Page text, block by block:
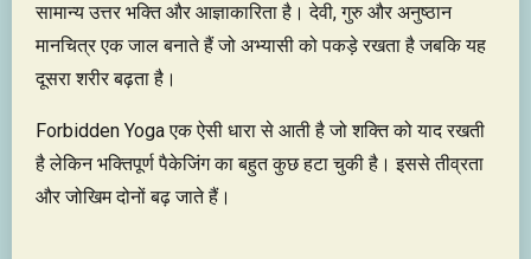
सामान्य उत्तर भक्ति और आज्ञाकारिता है। देवी, गुरु और अनुष्ठान
मानचित्र एक जाल बनाते हैं जो अभ्यासी को पकड़े रखता है जबकि यह
दूसरा शरीर बढ़ता है।
Forbidden Yoga एक ऐसी धारा से आती है जो शक्ति को याद रखती
है लेकिन भक्तिपूर्ण पैकेजिंग का बहुत कुछ हटा चुकी है। इससे तीव्रता
और जोखिम दोनों बढ़ जाते हैं।